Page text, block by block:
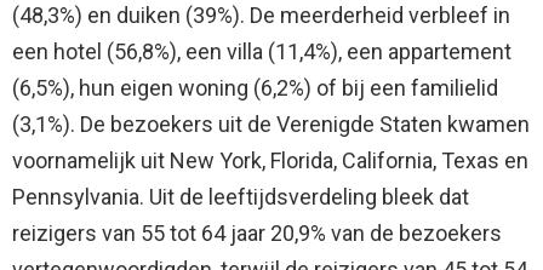
(48,3%) en duiken (39%). De meerderheid verbleef in
een hotel (56,8%), een villa (11,4%), een appartement
(6,5%), hun eigen woning (6,2%) of bij een familielid
(3,1%). De bezoekers uit de Verenigde Staten kwamen
voornamelijk uit New York, Florida, California, Texas en
Pennsylvania. Uit de leeftijdsverdeling bleek dat
reizigers van 55 tot 64 jaar 20,9% van de bezoekers